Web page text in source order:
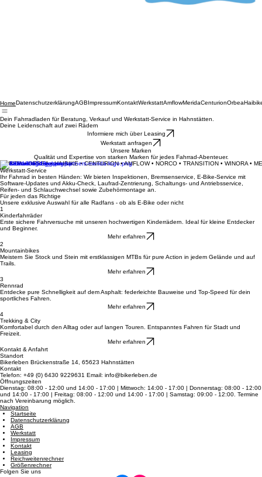
HomeDatenschutzerklärungAGB ImpressumKontaktWerkstattAmflowMeridaCenturion
Dein Fahrradladen für Beratung, Verkauf und Werkstatt-Service in Hahnstätten.
Informiere mich über Leasing
Werkstatt anfragen
Qualität und Expertise von starken Marken für jedes Fahrrad-Abenteuer.
MERIDA • ORBEA • HAIBIKE • CENTURION • AMFLOW • NORCO • TRANSITION • WINORA •
Werkstatt-Service
Ihr Fahrrad in besten Händen: Wir bieten Inspektionen, Bremsenservice, E-Bike-Service mit
Software-Updates und Akku-Check, Laufrad-Zentrierung, Schaltungs- und Antriebsservice,
Reifen- und Schlauchwechsel sowie Zubehörmontage an.
Für jeden das Richtige
Unsere exklusive Auswahl für alle Radfans - ob als E-Bike oder nicht
1
Erste sichere Fahrversuche mit unseren hochwertigen Kinderrädern. Ideal für kleine Entdecker
und Beginner.
Mehr erfahren
2
Meistern Sie Stock und Stein mit erstklassigen MTBs für pure Action in jedem Gelände und auf
Trails.
Mehr erfahren
3
Entdecke pure Schnelligkeit auf dem Asphalt: federleichte Bauweise und Top-Speed für dein
sportliches Fahren.
Mehr erfahren
4
Komfortabel durch den Alltag oder auf langen Touren. Entspanntes Fahren für Stadt und
Freizeit.
Mehr erfahren
Kontakt & Anfahrt
Standort
Bikerleben Brückenstraße 14, 65623 Hahnstätten
Kontakt
Telefon: +49 (0) 6430 9229631 Email: info@bikerleben.de
Öffnungszeiten
Dienstag: 08:00 - 12:00 und 14:00 - 17:00 | Mittwoch: 14:00 - 17:00 | Donnerstag: 08:00 - 12:00
und 14:00 - 17:00 | Freitag: 08:00 - 12:00 und 14:00 - 17:00 | Samstag: 09:00 - 12:00. Termine
nach Vereinbarung möglich.
Navigation
Startseite
Datenschutzerklärung
AGB
Werkstatt
Impressum
Kontakt
Leasing